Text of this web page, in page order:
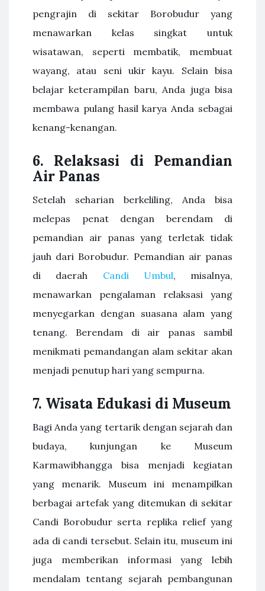
pengrajin di sekitar Borobudur yang
menawarkan kelas singkat untuk
wisatawan, seperti membatik, membuat
wayang, atau seni ukir kayu. Selain bisa
belajar keterampilan baru, Anda juga bisa
membawa pulang hasil karya Anda sebagai
kenang-kenangan.
6. Relaksasi di Pemandian
Air Panas
Setelah seharian berkeliling, Anda bisa
melepas penat dengan berendam di
pemandian air panas yang terletak tidak
jauh dari Borobudur. Pemandian air panas
di daerah Candi Umbul, misalnya,
menawarkan pengalaman relaksasi yang
menyegarkan dengan suasana alam yang
tenang. Berendam di air panas sambil
menikmati pemandangan alam sekitar akan
menjadi penutup hari yang sempurna.
7. Wisata Edukasi di Museum
Bagi Anda yang tertarik dengan sejarah dan
budaya, kunjungan ke Museum
Karmawibhangga bisa menjadi kegiatan
yang menarik. Museum ini menampilkan
berbagai artefak yang ditemukan di sekitar
Candi Borobudur serta replika relief yang
ada di candi tersebut. Selain itu, museum ini
juga memberikan informasi yang lebih
mendalam tentang sejarah pembangunan